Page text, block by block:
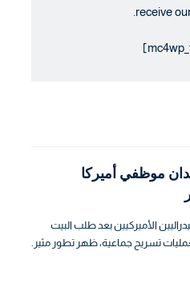
receive
موظفي أميركا
الأميركيين بعد طلب البيت
تسريح جماعية، ظهر تطور مثير.